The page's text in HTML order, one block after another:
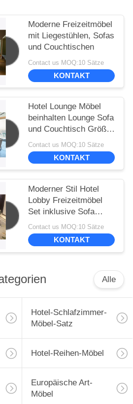
Moderne Freizeitmöbel
mit Liegestühlen, Sofas
und Couchtischen
Contact us MOQ:10 Sätze
KONTAKT
Hotel Lounge Möbel
beinhalten Lounge Sofa
und Couchtisch Größe
3600*900*780
Contact us MOQ:10 Sätze
KONTAKT
Moderner Stil Hotel
Lobby Freizeitmöbel
Set inklusive Sofa
Freizeitstuhl
Kaffeetisch
Contact us MOQ:10 Sätze
KONTAKT
Alle
Hotel-Schlafzimmer-
Möbel-Satz
Hotel-Reihen-Möbel
Europäische Art-
Möbel